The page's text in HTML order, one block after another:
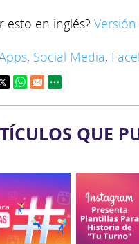
esto en inglés?
, Social Media,
QUE